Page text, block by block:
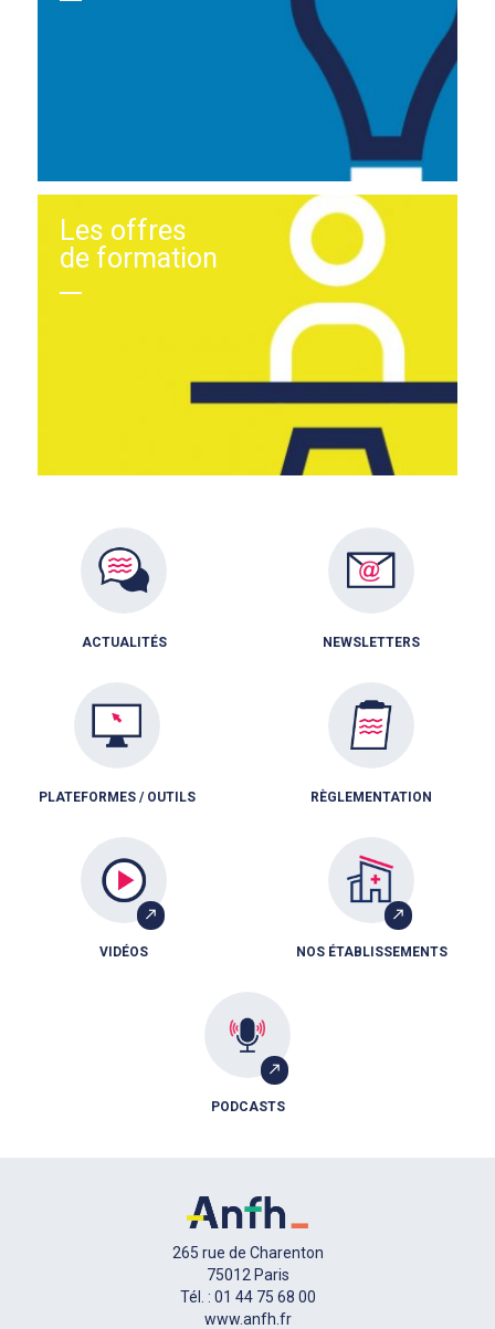
Les offres
de formation
ACTUALITÉS NEWSLETTERS
PLATEFORMES / OUTILS RÈGLEMENTATION
VIDÉOS NOS ÉTABLISSEMENTS
PODCASTS
265 rue de Charenton
75012 Paris
Tél. : 01 44 75 68 00
www.anfh.fr